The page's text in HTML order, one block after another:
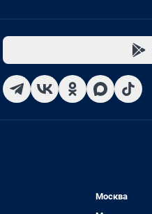
Москва